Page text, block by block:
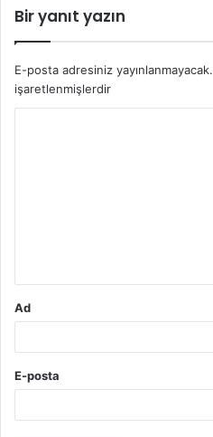
Bir yanıt yazın
E-posta adresiniz yayınlanmayacak.
işaretlenmişlerdir
Ad
E-posta